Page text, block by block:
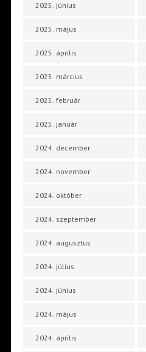
2025. június
2025. május
2025. április
2025. március
2025. február
2025. január
2024. december
2024. november
2024. október
2024. szeptember
2024. augusztus
2024. július
2024. június
2024. május
2024. április